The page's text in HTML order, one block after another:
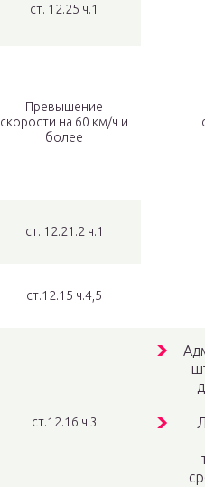
ст. 12.25 ч.1
Превышение
скорости на 60 км/ч и
более
ст. 12.21.2 ч.1
ст.12.15 ч.4,5
ст.12.16 ч.3